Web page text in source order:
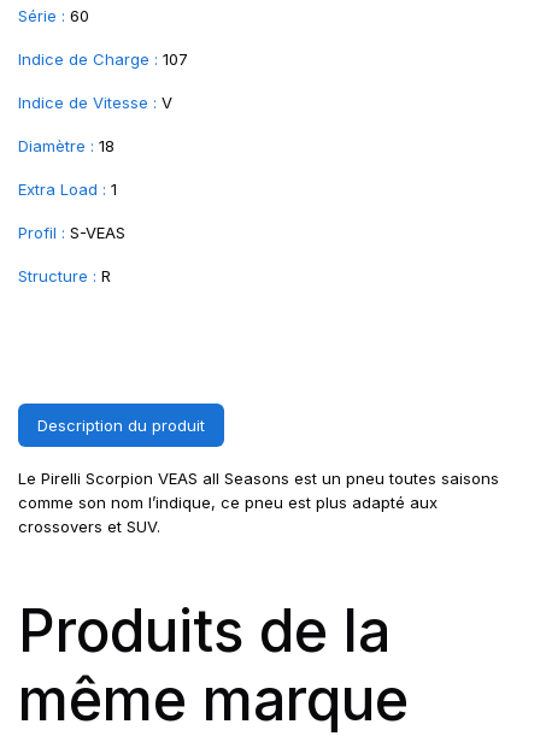
Série : 60
Indice de Charge : 107
Indice de Vitesse : V
Diamètre : 18
Extra Load : 1
Profil : S-VEAS
Structure : R
Description du produit
Le Pirelli Scorpion VEAS all Seasons est un pneu toutes saisons
comme son nom l’indique, ce pneu est plus adapté aux
crossovers et SUV.
Produits de la
même marque